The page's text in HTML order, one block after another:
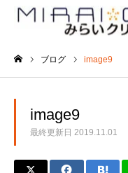
ブログ image9
image9
最終更新日 2019.11.01